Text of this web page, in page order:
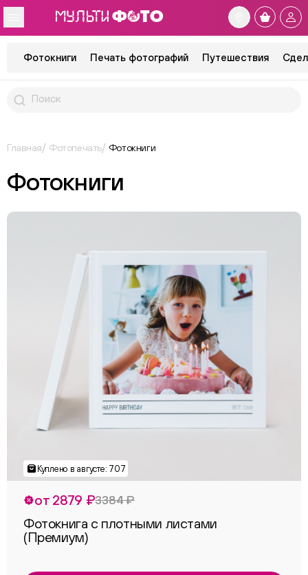
Фотокниги Печать фотографий Путешествия
Главная Фотопечать Фотокниги
Фотокниги
от 2879 ₽3384 ₽
Фотокнига с плотными листами
(Премиум)